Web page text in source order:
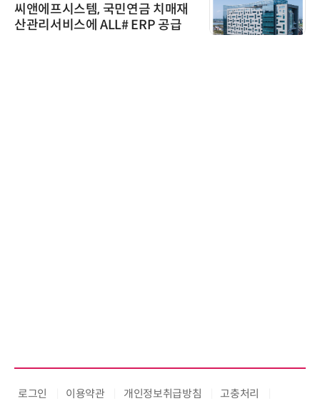
씨앤에프시스템, 국민연금 치매재
산관리서비스에 ALL# ERP 공급
로그인 이용약관 개인정보취급방침 고충처리